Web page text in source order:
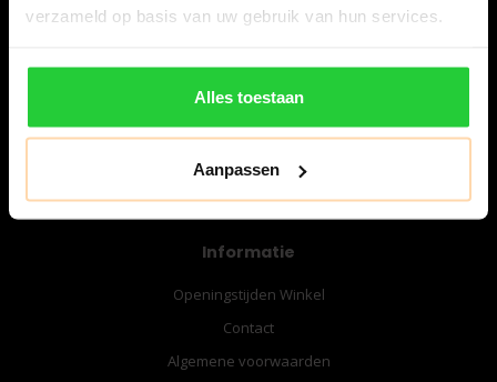
verzameld op basis van uw gebruik van hun services.
Alles toestaan
Aanpassen
06-57276080
info@bespanracket.nl
Informatie
Openingstijden Winkel
Contact
Algemene voorwaarden